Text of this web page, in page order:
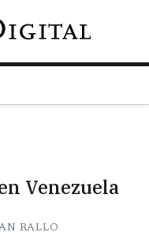
al contenido principal
Venezuela
RALLO